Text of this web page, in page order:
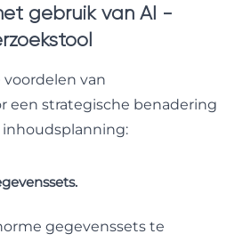
gebruik van AI -
van
een strategische benadering
inhoudsplanning:
gegevenssets te